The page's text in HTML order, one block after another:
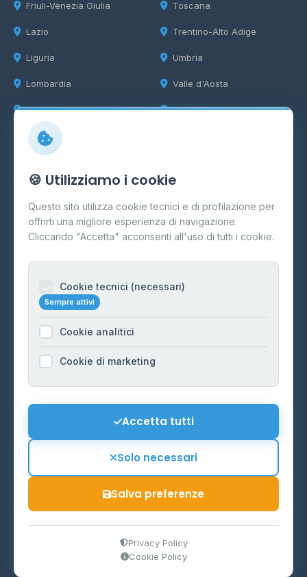
Friuli-Venezia Giulia
Lazio
Liguria
Lombardia
Marche
Toscana
Trentino-Alto Adige
Umbria
Valle d'Aosta
Veneto
Info
Cos'è il GPL
FAQ
Contatti
Informazioni legali
Cookie Policy
Preferenze Cookie
Mappa del sito
P.IVA 03859300364
Ministero delle Imprese e del Made in Italy
🍪 Utilizziamo i cookie
Questo sito utilizza cookie tecnici e di profilazione per
offrirti una migliore esperienza di navigazione.
Cliccando "Accetta" acconsenti all'uso di tutti i cookie.
Cookie tecnici (necessari)
Sempre attivi
Cookie analitici
Cookie di marketing
Accetta tutti
Solo necessari
Salva preferenze
Privacy Policy
Cookie Policy